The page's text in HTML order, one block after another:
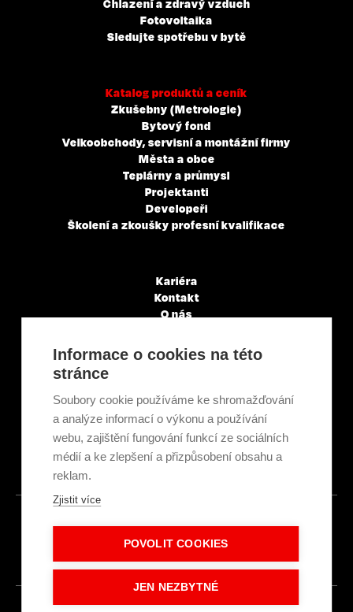
Chlazení a zdravý vzduch
Fotovoltaika
Sledujte spotřebu v bytě
Katalog produktů a ceník
Zkušebny (Metrologie)
Bytový fond
Velkoobchody, servisní a montážní firmy
Města a obce
Teplárny a průmysl
Projektanti
Developeři
Školení a zkoušky profesní kvalifikace
Kariéra
Kontakt
O nás
Články a novinky
GDPR & Cookies
Ekologická recyklace
Projekty EU
Intranet - Přihlášení
Přihlášení
© 2026
Informace o cookies na této
stránce
Soubory cookie používáme ke shromažďování
a analýze informací o výkonu a používání
webu, zajištění fungování funkcí ze sociálních
médií a ke zlepšení a přizpůsobení obsahu a
reklam.
Zjistit více
POVOLIT COOKIES
JEN NEZBYTNÉ